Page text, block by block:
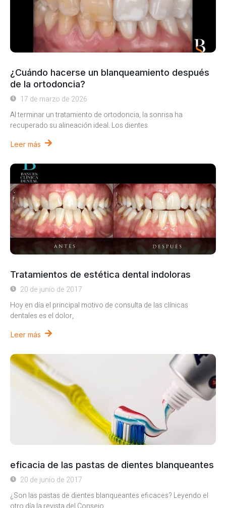
¿Cuándo hacerse un blanqueamiento después
de la ortodoncia?
17 de marzo de 2026
Al terminar un tratamiento de ortodoncia, la sonrisa ha
recuperado su alineación ideal. Los dientes
Leer más
Tratamientos de estética dental indoloras
20 de junio de 2017
Hoy en día el principal motivo de consulta de las clínicas
dentales es el dolor,
Leer más
eficacia de las pastas de dientes blanqueantes
20 de junio de 2017
¿Son las pastas de dientes blanqueantes eficaces? Leyendo el